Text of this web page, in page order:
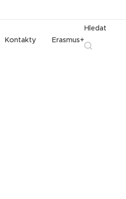
Kontakty Erasmus+
Hledat